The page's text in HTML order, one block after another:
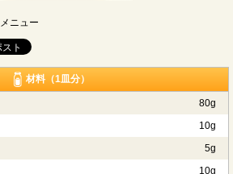
ニュー
材料（1皿分）
80g
10g
5g
10g